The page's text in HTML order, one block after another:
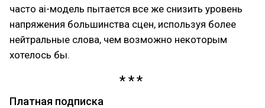
часто ai-модель пытается все же снизить уровень
напряжения большинства сцен, используя более
нейтральные слова, чем возможно некоторым
хотелось бы.
Платная подписка